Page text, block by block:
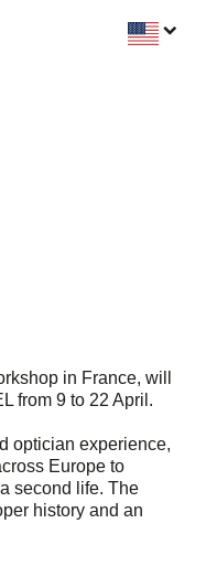
in France, will
from 9 to 22 April.
optician experience,
Europe to
second life. The
history and an